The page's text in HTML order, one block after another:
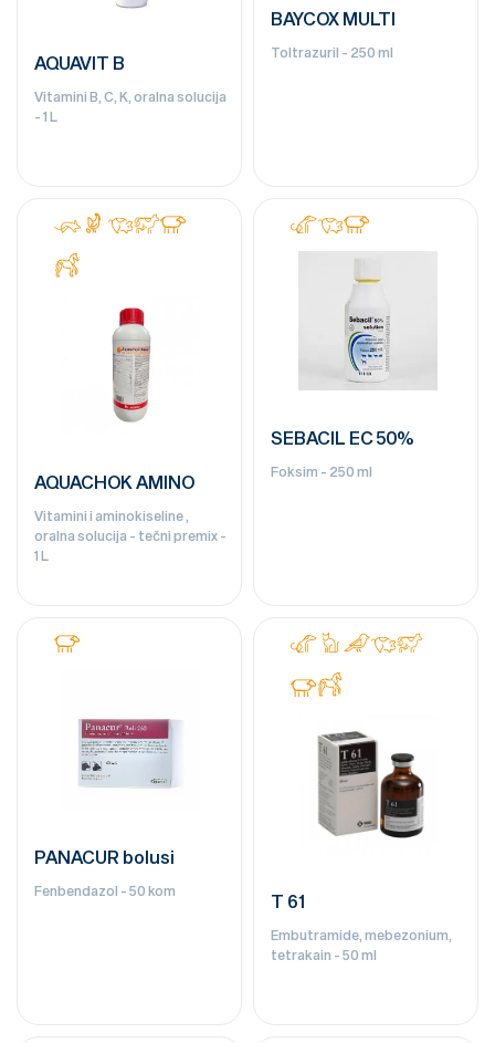
AQUAVIT B
Vitamini B, C, K, oralna solucija
- 1 L
BAYCOX MULTI
Toltrazuril - 250 ml
AQUACHOK AMINO
Vitamini i aminokiseline ,
oralna solucija - tečni premix -
1 L
SEBACIL EC 50%
Foksim - 250 ml
PANACUR bolusi
Fenbendazol - 50 kom T 61
Embutramide, mebezonium,
tetrakain - 50 ml